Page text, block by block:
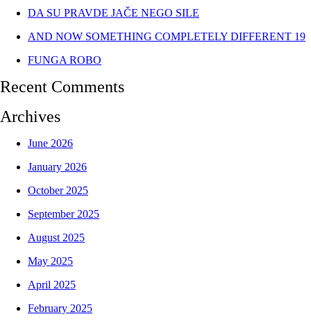
DA SU PRAVDE JAČE NEGO SILE
AND NOW SOMETHING COMPLETELY DIFFERENT 19
FUNGA ROBO
Recent Comments
Archives
June 2026
January 2026
October 2025
September 2025
August 2025
May 2025
April 2025
February 2025